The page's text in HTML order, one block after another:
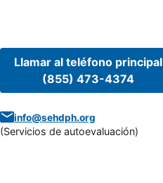
Llamar al teléfono principal
(855) 473-4374
info@sehdph.org
(Servicios de autoevaluación)